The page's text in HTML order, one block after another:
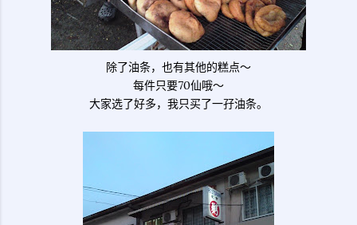
除了油条，也有其他的糕点～
每件只要70仙哦～
大家选了好多，我只买了一孖油条。